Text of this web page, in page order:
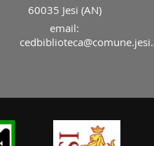
60035 Jesi (AN)
email: